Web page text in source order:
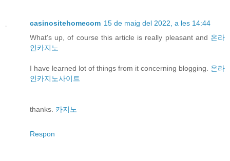
casinositehomecom 15 de maig del 2022, a les 14:44
What's up, of course this article is really pleasant and 온라
인카지노
I have learned lot of things from it concerning blogging. 온라
인카지노사이트
thanks. 카지노
Respon